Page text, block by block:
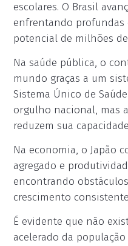
escolares. O Brasil
enfrentando profundas
potencial de milhões
Na saúde pública, o
mundo graças a um
Sistema Único de
orgulho nacional, mas
reduzem sua
Na economia, o Japão
agregado e
encontrando
crescimento
É evidente que não
acelerado da